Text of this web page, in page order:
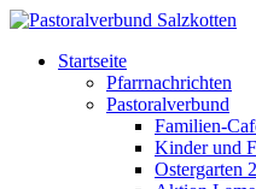
Startseite
Pfarrnachrichten
Pastoralverbund
Familien-
Kinder und
Ostergarten